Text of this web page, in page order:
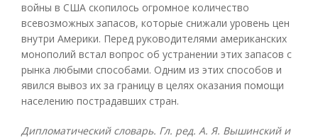
войны в США скопилось огромное количество
всевозможных запасов, которые снижали уровень цен
внутри Америки. Перед руководителями американских
монополий встал вопрос об устранении этих запасов с
рынка любыми способами. Одним из этих способов и
явился вывоз их за границу в целях оказания помощи
населению пострадавших стран.
Дипломатический словарь. Гл. ред. А. Я. Вышинский и